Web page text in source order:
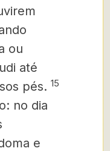
ou
até
pés. 15
no dia
e